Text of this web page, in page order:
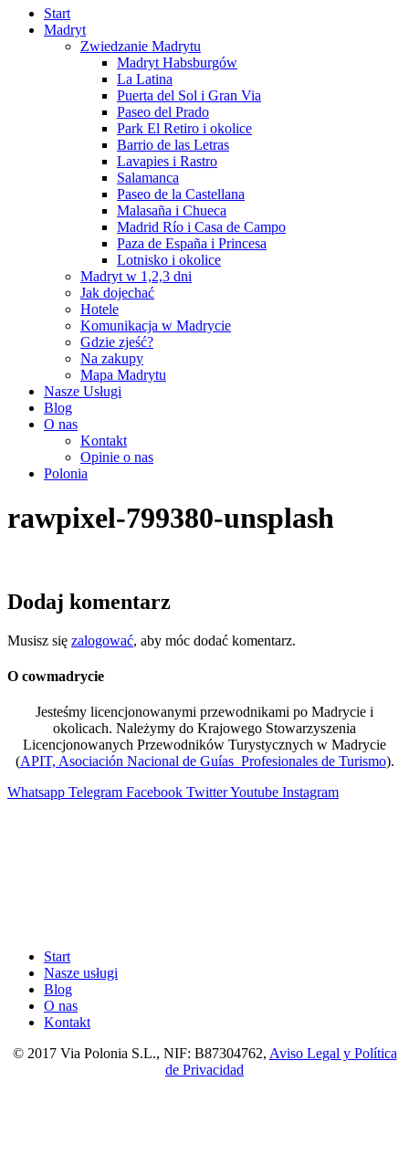
Start
Madryt
Zwiedzanie Madrytu
Madryt Habsburgów
La Latina
Puerta del Sol i Gran Via
Paseo del Prado
Park El Retiro i okolice
Barrio de las Letras
Lavapies i Rastro
Salamanca
Paseo de la Castellana
Malasaña i Chueca
Madrid Río i Casa de Campo
Paza de España i Princesa
Lotnisko i okolice
Madryt w 1,2,3 dni
Jak dojechać
Hotele
Komunikacja w Madrycie
Gdzie zjeść?
Na zakupy
Mapa Madrytu
Nasze Usługi
Blog
O nas
Kontakt
Opinie o nas
Polonia
rawpixel-799380-unsplash
Dodaj komentarz
Musisz się zalogować, aby móc dodać komentarz.
O cowmadrycie
Jesteśmy licencjonowanymi przewodnikami po Madrycie i
okolicach. Należymy do Krajowego Stowarzyszenia
Licencjonowanych Przewodników Turystycznych w Madrycie
(APIT, Asociación Nacional de Guías Profesionales de Turismo).
Whatsapp Telegram Facebook TwitterYoutube Instagram
Start
Nasze usługi
Blog
O nas
Kontakt
© 2017 Via Polonia S.L., NIF: B87304762, Aviso Legal y Política
de Privacidad